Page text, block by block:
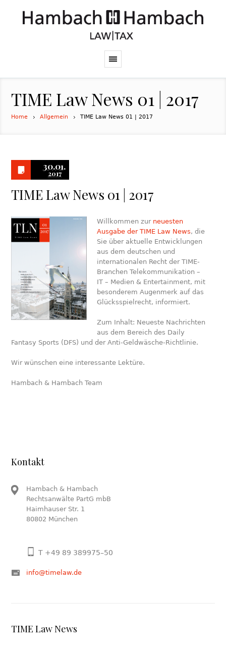
TIME Law News 01 | 2017
Home Allgemein TIME Law News 01 | 2017
30.01.
2017
TIME Law News 01 | 2017
Willkommen zur neuesten
Ausgabe der TIME Law News, die
Sie über aktuelle Entwicklungen
aus dem deutschen und
internationalen Recht der TIME-
Branchen Telekommunikation –
IT – Medien & Entertainment, mit
besonderem Augenmerk auf das
Glücksspielrecht, informiert.
Zum Inhalt: Neueste Nachrichten
aus dem Bereich des Daily
Fantasy Sports (DFS) und der Anti-Geldwäsche-Richtlinie.
Wir wünschen eine interessante Lektüre.
Hambach & Hambach Team
Kontakt
Hambach & Hambach
Rechtsanwälte PartG mbB
Haimhauser Str. 1
80802 München
T +49 89 389975–50
info@timelaw.de
TIME Law News